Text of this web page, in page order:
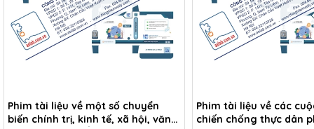
Phim tài liệu về một số chuyển
biến chính trị, kinh tế, xã hội, văn
Phim tài liệu về các
chiến chống thực dân